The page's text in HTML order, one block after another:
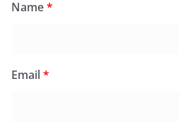
Name*
Email*